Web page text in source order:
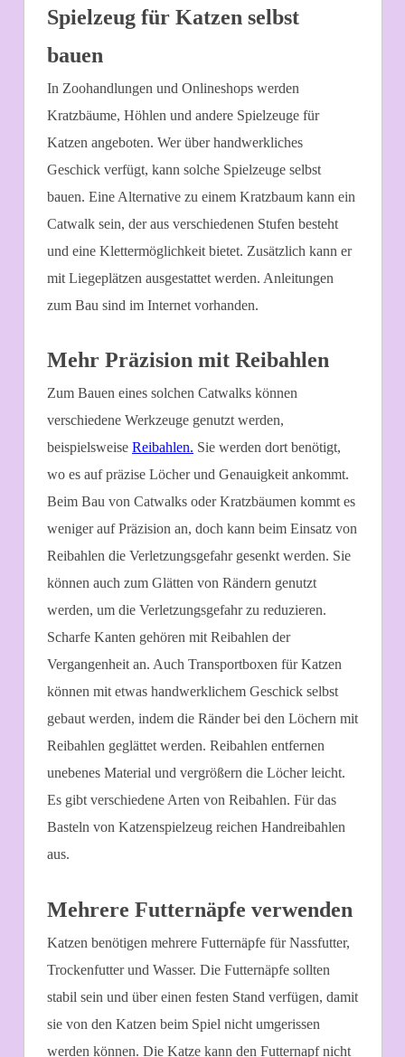
Spielzeug für Katzen selbst
bauen
In Zoohandlungen und Onlineshops werden
Kratzbäume, Höhlen und andere Spielzeuge für
Katzen angeboten. Wer über handwerkliches
Geschick verfügt, kann solche Spielzeuge selbst
bauen. Eine Alternative zu einem Kratzbaum kann ein
Catwalk sein, der aus verschiedenen Stufen besteht
und eine Klettermöglichkeit bietet. Zusätzlich kann er
mit Liegeplätzen ausgestattet werden. Anleitungen
zum Bau sind im Internet vorhanden.
Mehr Präzision mit Reibahlen
Zum Bauen eines solchen Catwalks können
verschiedene Werkzeuge genutzt werden,
beispielsweise Reibahlen. Sie werden dort benötigt,
wo es auf präzise Löcher und Genauigkeit ankommt.
Beim Bau von Catwalks oder Kratzbäumen kommt es
weniger auf Präzision an, doch kann beim Einsatz von
Reibahlen die Verletzungsgefahr gesenkt werden. Sie
können auch zum Glätten von Rändern genutzt
werden, um die Verletzungsgefahr zu reduzieren.
Scharfe Kanten gehören mit Reibahlen der
Vergangenheit an. Auch Transportboxen für Katzen
können mit etwas handwerklichem Geschick selbst
gebaut werden, indem die Ränder bei den Löchern mit
Reibahlen geglättet werden. Reibahlen entfernen
unebenes Material und vergrößern die Löcher leicht.
Es gibt verschiedene Arten von Reibahlen. Für das
Basteln von Katzenspielzeug reichen Handreibahlen
aus.
Mehrere Futternäpfe verwenden
Katzen benötigen mehrere Futternäpfe für Nassfutter,
Trockenfutter und Wasser. Die Futternäpfe sollten
stabil sein und über einen festen Stand verfügen, damit
sie von den Katzen beim Spiel nicht umgerissen
werden können. Die Katze kann den Futternapf nicht